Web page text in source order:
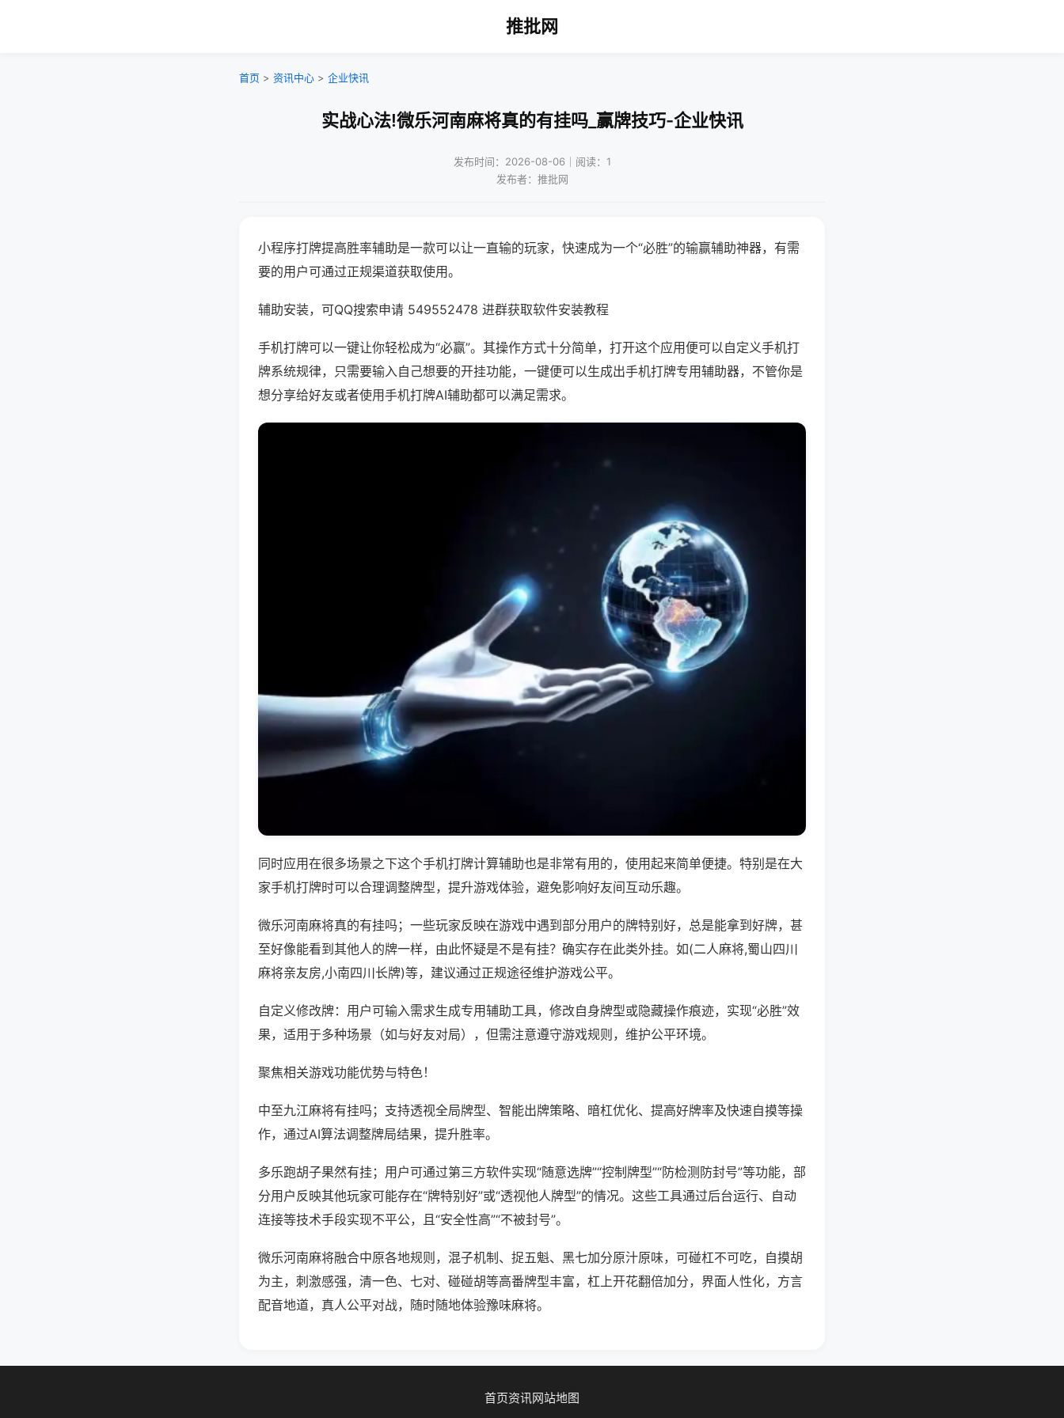
推批网
首页 > 资讯中心 > 企业快讯
实战心法!微乐河南麻将真的有挂吗_赢牌技巧-企业快讯
发布时间：2026-08-06｜阅读：1
发布者：推批网
小程序打牌提高胜率辅助是一款可以让一直输的玩家，快速成为一个“必胜”的输赢辅助神器，有需
要的用户可通过正规渠道获取使用。
辅助安装，可QQ搜索申请 549552478 进群获取软件安装教程
手机打牌可以一键让你轻松成为“必赢”。其操作方式十分简单，打开这个应用便可以自定义手机打
牌系统规律，只需要输入自己想要的开挂功能，一键便可以生成出手机打牌专用辅助器，不管你是
想分享给好友或者使用手机打牌AI辅助都可以满足需求。
同时应用在很多场景之下这个手机打牌计算辅助也是非常有用的，使用起来简单便捷。特别是在大
家手机打牌时可以合理调整牌型，提升游戏体验，避免影响好友间互动乐趣。
微乐河南麻将真的有挂吗；一些玩家反映在游戏中遇到部分用户的牌特别好，总是能拿到好牌，甚
至好像能看到其他人的牌一样，由此怀疑是不是有挂？确实存在此类外挂。如(二人麻将,蜀山四川
麻将亲友房,小南四川长牌)等，建议通过正规途径维护游戏公平。
自定义修改牌：用户可输入需求生成专用辅助工具，修改自身牌型或隐藏操作痕迹，实现“必胜”效
果，适用于多种场景（如与好友对局），但需注意遵守游戏规则，维护公平环境。
聚焦相关游戏功能优势与特色！
中至九江麻将有挂吗；支持透视全局牌型、智能出牌策略、暗杠优化、提高好牌率及快速自摸等操
作，通过AI算法调整牌局结果，提升胜率。
多乐跑胡子果然有挂；用户可通过第三方软件实现“随意选牌”“控制牌型”“防检测防封号”等功能，部
分用户反映其他玩家可能存在“牌特别好”或“透视他人牌型”的情况。这些工具通过后台运行、自动
连接等技术手段实现不平公，且“安全性高”“不被封号”。
微乐河南麻将融合中原各地规则，混子机制、捉五魁、黑七加分原汁原味，可碰杠不可吃，自摸胡
为主，刺激感强，清一色、七对、碰碰胡等高番牌型丰富，杠上开花翻倍加分，界面人性化，方言
配音地道，真人公平对战，随时随地体验豫味麻将。
首页资讯网站地图